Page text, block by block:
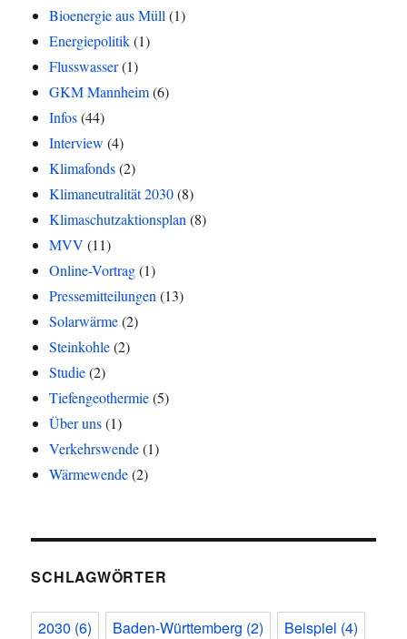
Bioenergie aus Müll (1)
Energiepolitik(1)
Flusswasser(1)
GKM Mannheim(6)
Infos(44)
Interview (4)
Klimafonds(2)
Klimaneutralität 2030(8)
Klimaschutzaktionsplan (8)
MVV (11)
Online-Vortrag(1)
Pressemitteilungen (13)
Solarwärme(2)
Steinkohle(2)
Studie(2)
Tiefengeothermie(5)
Über uns(1)
Verkehrswende(1)
Wärmewende(2)
SCHLAGWÖRTER
2030 (6) Baden-Württemberg (2) Beispiel (4)